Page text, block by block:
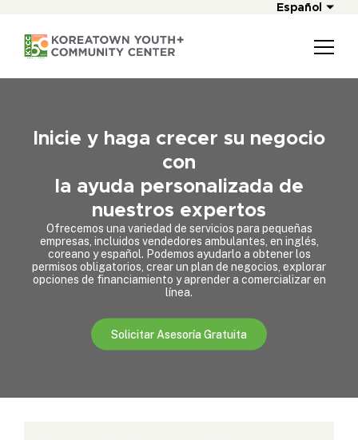
Español
Inicie y haga crecer su negocio
con
la ayuda personalizada de
nuestros expertos
Ofrecemos una variedad de servicios para pequeñas
empresas, incluidos vendedores ambulantes, en inglés,
coreano y español. Podemos ayudarlo a obtener los
permisos obligatorios, crear un plan de negocios, explorar
opciones de financiamiento y aprender a comercializar en
línea.
Solicitar Asesoría Gratuita